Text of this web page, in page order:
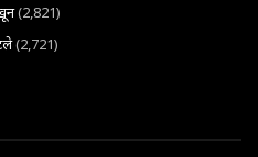
(2,821)
(2,721)